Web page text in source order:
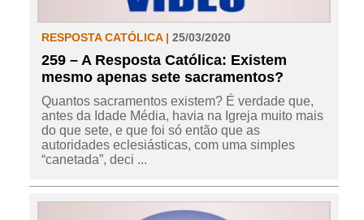
RESPOSTA CATÓLICA | 25/03/2020
259 – A Resposta Católica: Existem
mesmo apenas sete sacramentos?
Quantos sacramentos existem? É verdade que,
antes da Idade Média, havia na Igreja muito mais
do que sete, e que foi só então que as
autoridades eclesiásticas, com uma simples
“canetada”, deci ...